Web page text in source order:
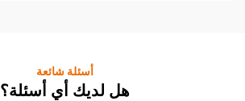
أسئلة شائعة
هل لديك أي أسئلة؟